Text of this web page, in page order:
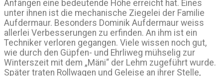
Anfängen eine bedeutende Höhe erreicht hat. Eines
unter ihnen ist die mechanische Ziegelei der Familie
Aufdermaur. Besonders Dominik Aufdermaur weiss
allerlei Verbesserungen zu erfinden. An ihm ist ein
Techniker verloren gegangen. Viele wissen noch gut,
wie durch den Güpfen- und Ehrliweg mühselig zur
Winterszeit mit dem „Mäni“ der Lehm zugeführt wurde.
Später traten Rollwagen und Geleise an ihrer Stelle,